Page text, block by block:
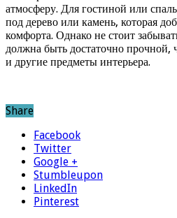
атмосферу. Для гостиной или
под дерево или камень, которая
комфорта. Однако не стоит
должна быть достаточно прочной,
и другие предметы интерьера.
Share
Facebook
Twitter
Google +
Stumbleupon
LinkedIn
Pinterest